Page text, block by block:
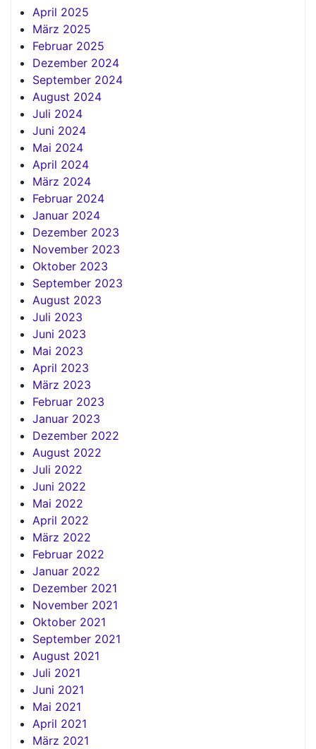
April 2025
März 2025
Februar 2025
Dezember 2024
September 2024
August 2024
Juli 2024
Juni 2024
Mai 2024
April 2024
März 2024
Februar 2024
Januar 2024
Dezember 2023
November 2023
Oktober 2023
September 2023
August 2023
Juli 2023
Juni 2023
Mai 2023
April 2023
März 2023
Februar 2023
Januar 2023
Dezember 2022
August 2022
Juli 2022
Juni 2022
Mai 2022
April 2022
März 2022
Februar 2022
Januar 2022
Dezember 2021
November 2021
Oktober 2021
September 2021
August 2021
Juli 2021
Juni 2021
Mai 2021
April 2021
März 2021